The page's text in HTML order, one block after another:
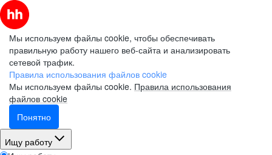
Мы используем файлы cookie, чтобы обеспечивать
правильную работу нашего веб-сайта и анализировать
сетевой трафик.
Правила использования файлов cookie
Мы используем файлы cookie. Правила использования
файлов cookie
Понятно
Ищу работу